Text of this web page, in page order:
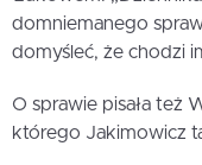
domniemanego
domyśleć, że chodzi
O sprawie pisała też
którego Jakimowicz